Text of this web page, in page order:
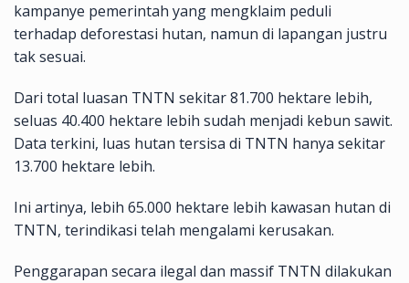
kampanye pemerintah yang mengklaim peduli
terhadap deforestasi hutan, namun di lapangan justru
tak sesuai.
Dari total luasan TNTN sekitar 81.700 hektare lebih,
seluas 40.400 hektare lebih sudah menjadi kebun sawit.
Data terkini, luas hutan tersisa di TNTN hanya sekitar
13.700 hektare lebih.
Ini artinya, lebih 65.000 hektare lebih kawasan hutan di
TNTN, terindikasi telah mengalami kerusakan.
Penggarapan secara ilegal dan massif TNTN dilakukan